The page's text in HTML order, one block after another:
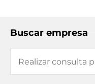
Buscar empresa